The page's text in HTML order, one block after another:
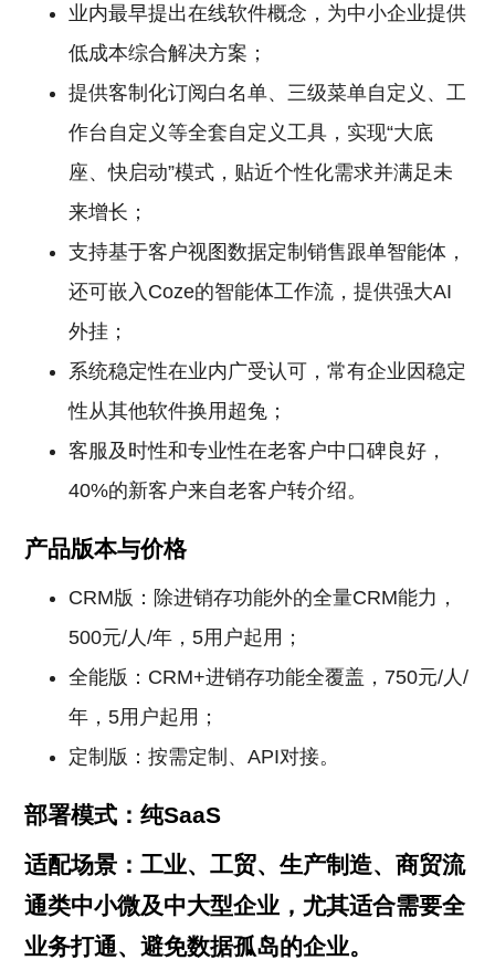
业内最早提出在线软件概念，为中小企业提供
低成本综合解决方案；
提供客制化订阅白名单、三级菜单自定义、工
作台自定义等全套自定义工具，实现“大底
座、快启动”模式，贴近个性化需求并满足未
来增长；
支持基于客户视图数据定制销售跟单智能体，
还可嵌入Coze的智能体工作流，提供强大AI
外挂；
系统稳定性在业内广受认可，常有企业因稳定
性从其他软件换用超兔；
客服及时性和专业性在老客户中口碑良好，
40%的新客户来自老客户转介绍。
产品版本与价格
CRM版：除进销存功能外的全量CRM能力，
500元/人/年，5用户起用；
全能版：CRM+进销存功能全覆盖，750元/人/
年，5用户起用；
定制版：按需定制、API对接。
部署模式：纯SaaS
适配场景：工业、工贸、生产制造、商贸流
通类中小微及中大型企业，尤其适合需要全
业务打通、避免数据孤岛的企业。